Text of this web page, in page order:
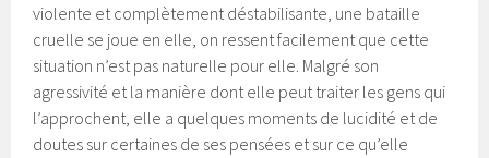
violente et complètement déstabilisante, une bataille
cruelle se joue en elle, on ressent facilement que cette
situation n’est pas naturelle pour elle. Malgré son
agressivité et la manière dont elle peut traiter les gens qui
l’approchent, elle a quelques moments de lucidité et de
doutes sur certaines de ses pensées et sur ce qu’elle